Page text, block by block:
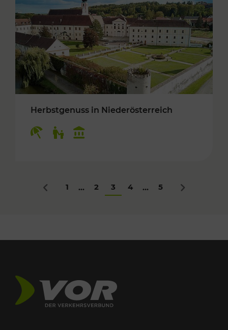
Herbstgenuss in Niederösterreich
Zurück
1 ... 2 3 4 ... 5 Nächstes